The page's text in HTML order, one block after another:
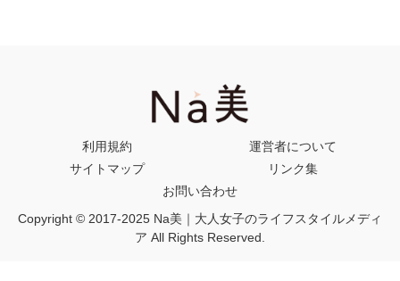
利用規約
運営者について
サイトマップ
リンク集
お問い合わせ
Copyright © 2017-2025 Na美｜大人女子のライフスタイルメディ
ア All Rights Reserved.